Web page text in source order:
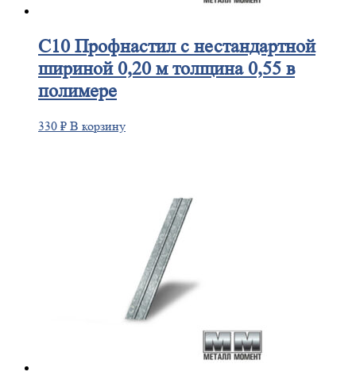
С10Профнастил с нестандартной
шириной 0,20 м толщина 0,55 в
полимере
330 ₽ В корзину